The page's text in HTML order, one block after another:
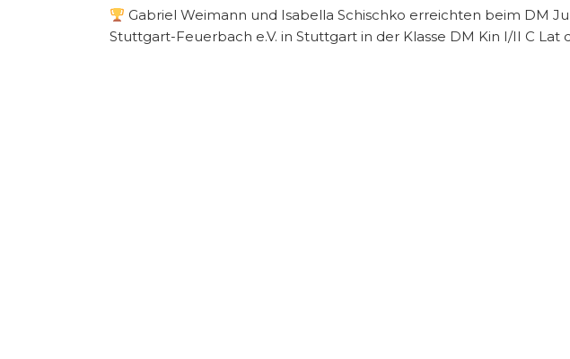
Gabriel Weimann und Isabella Schischko erreichten beim DM
Stuttgart-Feuerbach e.V. in Stuttgart in der Klasse DM Kin I/II C Lat